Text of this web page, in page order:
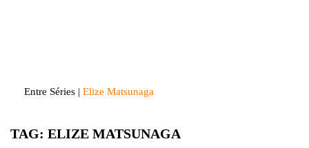
Entre Séries | Elize Matsunaga
TAG: ELIZE MATSUNAGA